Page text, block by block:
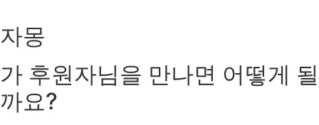
자몽
가 후원자님을 만나면 어떻게 될
까요?